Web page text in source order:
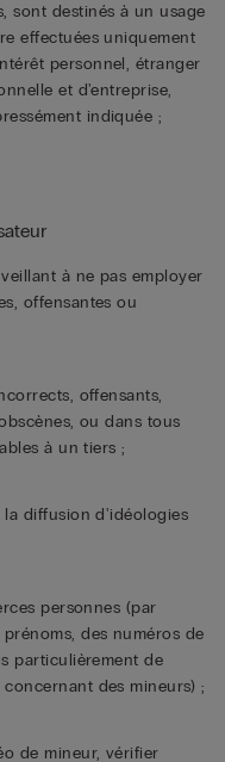
sont destinés à un usage
effectuées uniquement
personnel, étranger
et d'entreprise,
indiquée ;
à ne pas employer
offensantes ou
offensants,
ou dans tous
à un tiers ;
diffusion d'idéologies
personnes (par
des numéros de
particulièrement de
des mineurs) ;
de mineur, vérifier